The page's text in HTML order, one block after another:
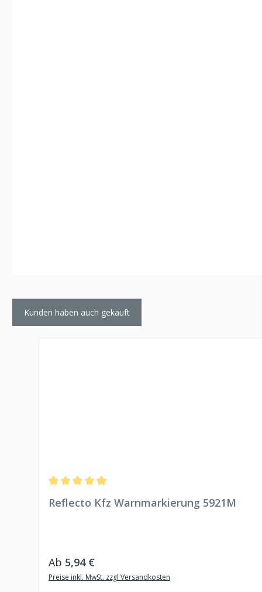
Kunden haben auch gekauft
Reflecto Kfz Warnmarkierung 5921M
Regulärer Preis:
Ab 5,94 €
Preise inkl. MwSt. zzgl Versandkosten